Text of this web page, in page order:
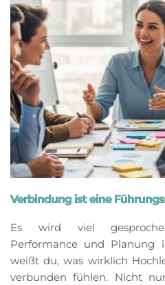
Verbindung ist eine
Es wird viel
Performance und Planung
weißt du, was wirklich
verbunden fühlen. Nicht